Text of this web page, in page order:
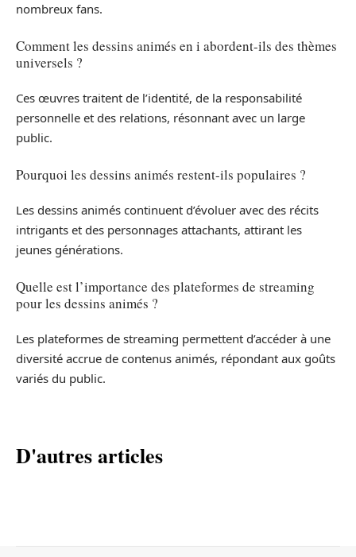
nombreux fans.
Comment les dessins animés en i abordent-ils des thèmes
universels ?
Ces œuvres traitent de l’identité, de la responsabilité
personnelle et des relations, résonnant avec un large
public.
Pourquoi les dessins animés restent-ils populaires ?
Les dessins animés continuent d’évoluer avec des récits
intrigants et des personnages attachants, attirant les
jeunes générations.
Quelle est l’importance des plateformes de streaming
pour les dessins animés ?
Les plateformes de streaming permettent d’accéder à une
diversité accrue de contenus animés, répondant aux goûts
variés du public.
D'autres articles